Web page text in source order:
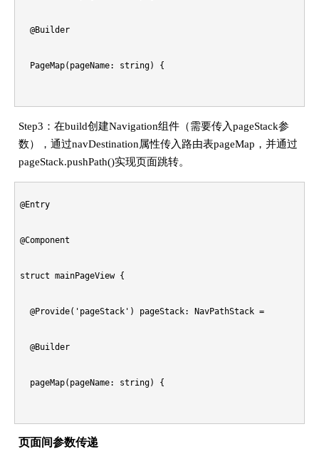
@Builder
PageMap(pageName: string) {
loginPageView()
mainPageView()
}
}
build() {
...
}
Step3：在build创建Navigation组件（需要传入pageStack参
数），通过navDestination属性传入路由表pageMap，并通过
pageStack.pushPath()实现页面跳转。
@Entry
@Component
struct mainPageView {
@Provide('pageStack') pageStack: NavPathStack = new
@Builder
pageMap(pageName: string) {
页面间参数传递